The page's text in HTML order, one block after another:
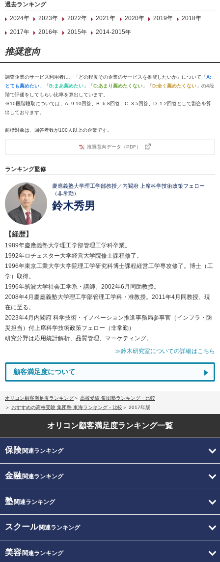
過去ランキング
2024年
2023年 2022年 2021年 2020年 2019年
2018年
2017年
2016年 2015年 2014-2015年
推奨意向
調査企業のサービス利用者に、「どの程度その企業のサービスを推奨したいか」について「A:
とても薦めたい 」「B:まあ薦めたい 」「C:あまり薦めたくない 」「D:全く薦めたくない 」の4段
階で評価をしてもらい比率を算出しています。
※10段階聴取については、A=9-10回答、B=6-8回答、C=3-5回答、D=1-2回答として割合を算
出しております。
商標対象は、回答者数が100人以上の企業です。
推奨意向データ（PDF）
ランキング監修
慶應義塾大学理工学部教授／内閣府 上席科学技術政策フェロー
（非常勤）
鈴木秀男
【経歴】
1989年慶應義塾大学理工学部管理工学科卒業。
1992年ロチェスター大学経営大学院修士課程修了。
1996年東京工業大学大学院理工学研究科博士課程経営工学専攻修了。博士（工
学）取得。
1996年筑波大学社会工学系・講師。2002年6月同助教授。
2008年4月慶應義塾大学理工学部管理工学科・准教授。2011年4月同教授、現
在に至る。
2023年4月内閣府 科学技術・イノベーション推進事務局参事官（インフラ・防
災担当）付上席科学技術政策フェロー（非常勤）
研究分野は応用統計解析、品質管理、マーケティング。
≫鈴木研究室についての詳細はこちら
顧客満足度について
オリコン顧客満足度ランキング
高校受験 集団塾ランキング・比較
おすすめの高校受験 集団塾 東海ランキング・比較
2017年版
オリコン顧客満足度ランキング一覧
保険関連ランキング
金融関連ランキング
塾関連ランキング
スクール関連ランキング
美容関連ランキング